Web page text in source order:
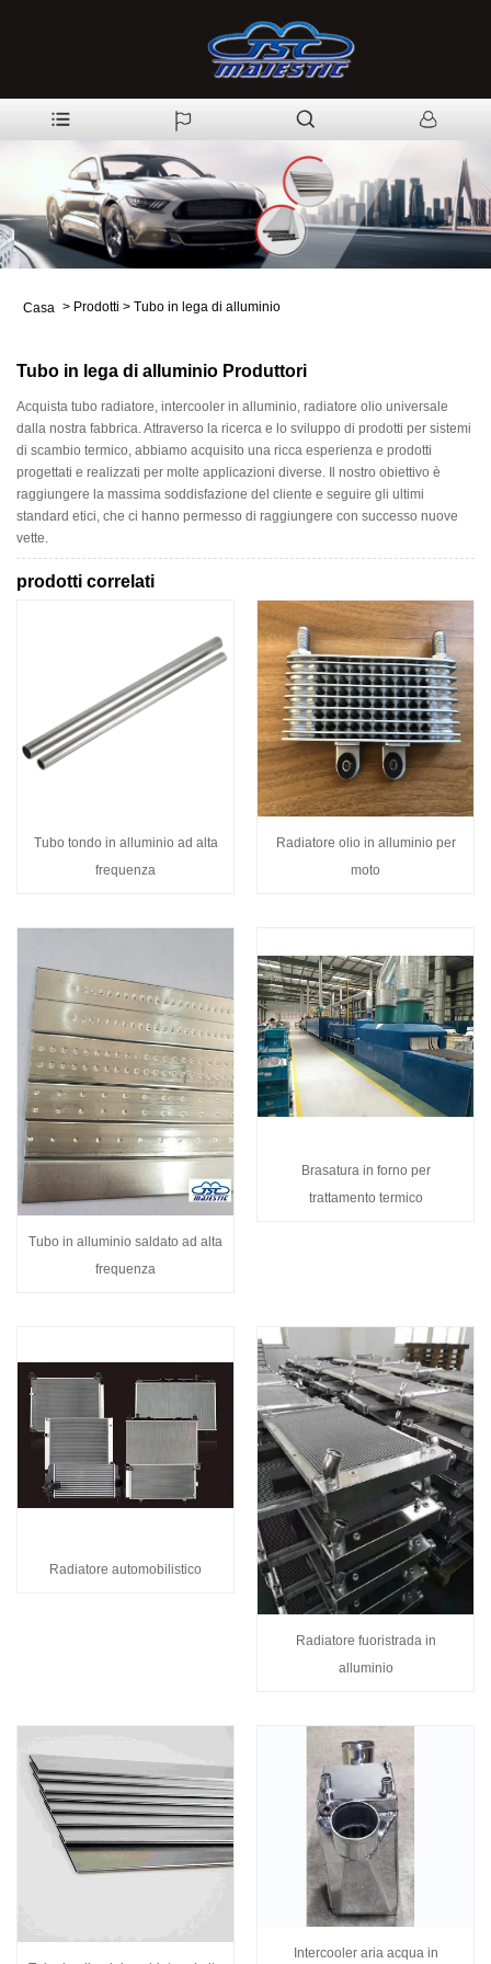
Casa > Prodotti > Tubo in lega di alluminio
Tubo in lega di alluminio Produttori
Acquista tubo radiatore, intercooler in alluminio, radiatore olio universale
dalla nostra fabbrica. Attraverso la ricerca e lo sviluppo di prodotti per sistemi
di scambio termico, abbiamo acquisito una ricca esperienza e prodotti
progettati e realizzati per molte applicazioni diverse. Il nostro obiettivo è
raggiungere la massima soddisfazione del cliente e seguire gli ultimi
standard etici, che ci hanno permesso di raggiungere con successo nuove
vette.
prodotti correlati
Tubo tondo in alluminio ad alta
frequenza
Radiatore olio in alluminio per
moto
Tubo in alluminio saldato ad alta
frequenza
Brasatura in forno per
trattamento termico
Radiatore automobilistico
Radiatore fuoristrada in
alluminio
Intercooler aria acqua in